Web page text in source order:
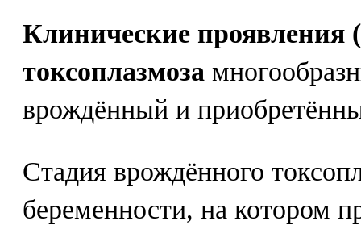
Клинические проявления
токсоплазмоза
врождённый и
Стадия врождённого
беременности, на котором